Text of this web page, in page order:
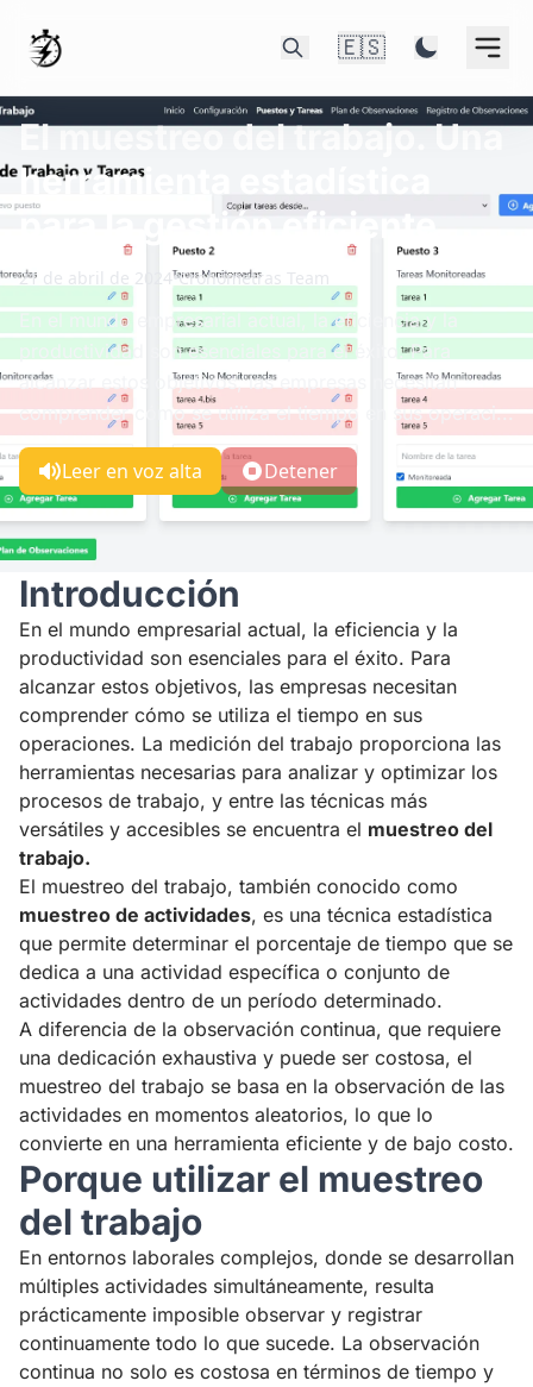
🇪🇸
El muestreo del trabajo. Una
herramienta estadística
para la gestión eficiente.
21 de abril de 2024•Cronometras Team
En el mundo empresarial actual, la eficiencia y la
productividad son esenciales para el éxito. Para
alcanzar estos objetivos, las empresas necesitan
comprender cómo se utiliza el tiempo en sus operaci...
Leer en voz alta Detener
Introducción
En el mundo empresarial actual, la eficiencia y la
productividad son esenciales para el éxito. Para
alcanzar estos objetivos, las empresas necesitan
comprender cómo se utiliza el tiempo en sus
operaciones. La medición del trabajo proporciona las
herramientas necesarias para analizar y optimizar los
procesos de trabajo, y entre las técnicas más
versátiles y accesibles se encuentra el muestreo del
trabajo.
El muestreo del trabajo, también conocido como
muestreo de actividades, es una técnica estadística
que permite determinar el porcentaje de tiempo que se
dedica a una actividad específica o conjunto de
actividades dentro de un período determinado.
A diferencia de la observación continua, que requiere
una dedicación exhaustiva y puede ser costosa, el
muestreo del trabajo se basa en la observación de las
actividades en momentos aleatorios, lo que lo
convierte en una herramienta eficiente y de bajo costo.
Porque utilizar el muestreo
del trabajo
En entornos laborales complejos, donde se desarrollan
múltiples actividades simultáneamente, resulta
prácticamente imposible observar y registrar
continuamente todo lo que sucede. La observación
continua no solo es costosa en términos de tiempo y